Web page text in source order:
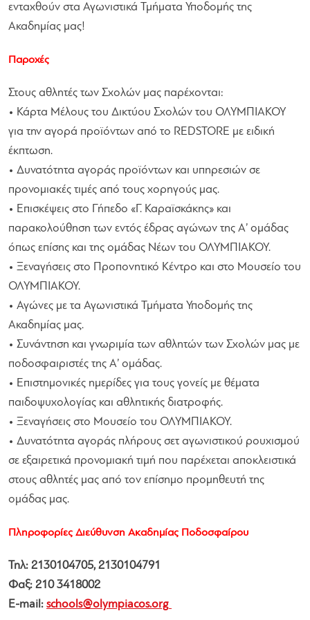
ενταχθούν στα Αγωνιστικά Τμήματα Υποδομής της
Ακαδημίας μας!
Παροχές
Στους αθλητές των Σχολών μας παρέχονται:
• Κάρτα Μέλους του Δικτύου Σχολών του ΟΛΥΜΠΙΑΚΟΥ
για την αγορά προϊόντων από το REDSTORE με ειδική
έκπτωση.
• Δυνατότητα αγοράς προϊόντων και υπηρεσιών σε
προνομιακές τιμές από τους χορηγούς μας.
• Επισκέψεις στο Γήπεδο «Γ. Καραϊσκάκης» και
παρακολούθηση των εντός έδρας αγώνων της Α’ ομάδας
όπως επίσης και της ομάδας Νέων του ΟΛΥΜΠΙΑΚΟΥ.
• Ξεναγήσεις στο Προπονητικό Κέντρο και στο Μουσείο του
ΟΛΥΜΠΙΑΚΟΥ.
• Αγώνες με τα Αγωνιστικά Τμήματα Υποδομής της
Ακαδημίας μας.
• Συνάντηση και γνωριμία των αθλητών των Σχολών μας με
ποδοσφαιριστές της Α’ ομάδας.
• Επιστημονικές ημερίδες για τους γονείς με θέματα
παιδοψυχολογίας και αθλητικής διατροφής.
• Ξεναγήσεις στο Μουσείο του ΟΛΥΜΠΙΑΚΟΥ.
• Δυνατότητα αγοράς πλήρους σετ αγωνιστικού ρουχισμού
σε εξαιρετικά προνομιακή τιμή που παρέχεται αποκλειστικά
στους αθλητές μας από τον επίσημο προμηθευτή της
ομάδας μας.
Πληροφορίες Διεύθυνση Ακαδημίας Ποδοσφαίρου
Τηλ: 2130104705, 2130104791
Φαξ: 210 3418002
E-mail: schools@olympiacos.org